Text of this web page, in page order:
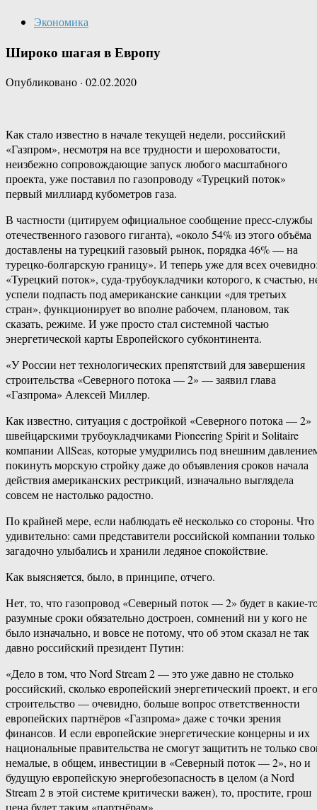
Экономика
Широко шагая в Европу
Опубликовано · 02.02.2020
Как стало известно в начале текущей недели, российский
«Газпром», несмотря на все трудности и шероховатости,
неизбежно сопровождающие запуск любого масштабного
проекта, уже поставил по газопроводу «Турецкий поток»
первый миллиард кубометров газа.
В частности (цитируем официальное сообщение пресс-службы
отечественного газового гиганта), «около 54% из этого объёма
доставлены на турецкий газовый рынок, порядка 46% — на
турецко-болгарскую границу». И теперь уже для всех
«Турецкий поток», суда-трубоукладчики которого, к счастью,
успели подпасть под американские санкции «для третьих
стран», функционирует во вполне рабочем, плановом, так
сказать, режиме. И уже просто стал системной частью
энергетической карты Европейского субконтинента.
«У России нет технологических препятствий для завершения
строительства «Северного потока — 2» — заявил глава
«Газпрома» Алексей Миллер.
Как известно, ситуация с достройкой «Северного потока — 2»
швейцарскими трубоукладчиками Pioneering Spirit и Solitaire
компании AllSeas, которые умудрились под внешним
покинуть морскую стройку даже до объявления сроков начала
действия американских рестрикций, изначально выглядела
совсем не настолько радостно.
По крайней мере, если наблюдать её несколько со стороны. Что
удивительно: сами представители российской компании только
загадочно улыбались и хранили ледяное спокойствие.
Как выясняется, было, в принципе, отчего.
Нет, то, что газопровод «Северный поток — 2» будет в какие-
разумные сроки обязательно достроен, сомнений ни у кого не
было изначально, и вовсе не потому, что об этом сказал не так
давно российский президент Путин:
«Дело в том, что Nord Stream 2 — это уже давно не столько
российский, сколько европейский энергетический проект, и его
строительство — очевидно, больше вопрос ответственности
европейских партнёров «Газпрома» даже с точки зрения
финансов. И если европейские энергетические концерны и их
национальные правительства не смогут защитить не только
немалые, в общем, инвестиции в «Северный поток — 2», но и
будущую европейскую энергобезопасность в целом (а Nord
Stream 2 в этой системе критически важен), то, простите, грош